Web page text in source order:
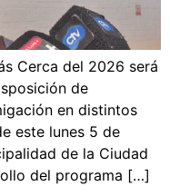
Cerca del 2026 será
de
en distintos
este lunes 5 de
de la Ciudad
del programa […]